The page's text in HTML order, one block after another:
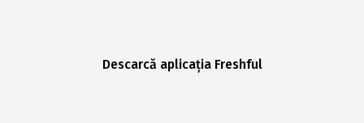
Descarcă aplicația Freshful